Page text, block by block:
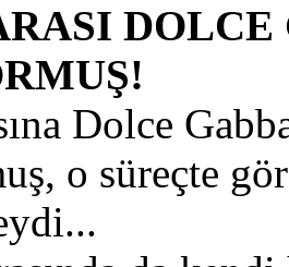
Dolce
o süreçte